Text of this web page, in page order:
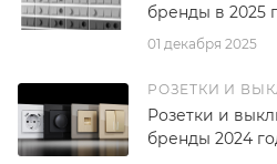
01 декабря 2025
бренды в 2025
РОЗЕТКИ И
Розетки и
бренды 2024